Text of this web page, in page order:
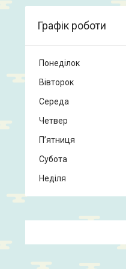
Графік роботи
Понеділок
Вівторок
Середа
Четвер
Пʼятниця
Субота
Неділя